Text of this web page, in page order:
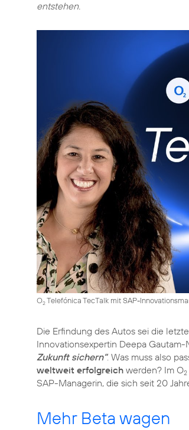
entstehen.
O2Telefónica TecTalk mit SAP-
Die Erfindung des Autos sei die
Innovationsexpertin Deepa
Zukunft sichern“. Was muss also
weltweit erfolgreich werden? Im O2
SAP-Managerin, die sich seit 20
Mehr Beta wagen